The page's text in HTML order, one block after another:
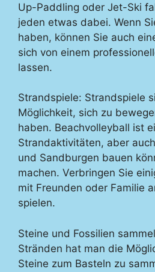
Up-Paddling oder Jet-Ski
jeden etwas dabei. Wenn
haben, können Sie auch
sich von einem
lassen.
Strandspiele: Strandspiele
Möglichkeit, sich zu
haben. Beachvolleyball ist
Strandaktivitäten, aber
und Sandburgen bauen
machen. Verbringen Sie
mit Freunden oder Familie
spielen.
Steine und Fossilien
Stränden hat man die
Steine zum Basteln zu